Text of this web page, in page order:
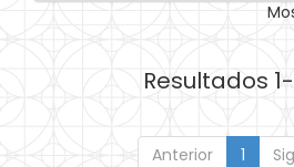
Resultados 1-
Anterior 1